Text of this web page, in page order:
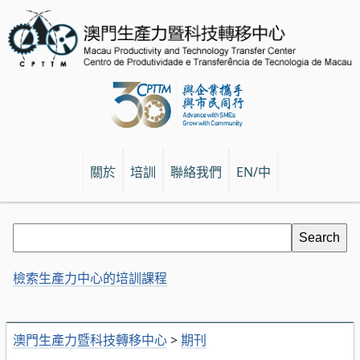
關於 培訓 聯絡我們 EN/中
澳門生產力暨科技轉移中心>期刊
檢索生產力中心的培訓課程